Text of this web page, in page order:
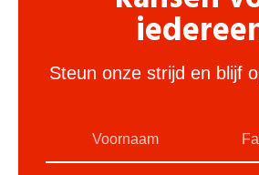
Steun onze strijd en blijf